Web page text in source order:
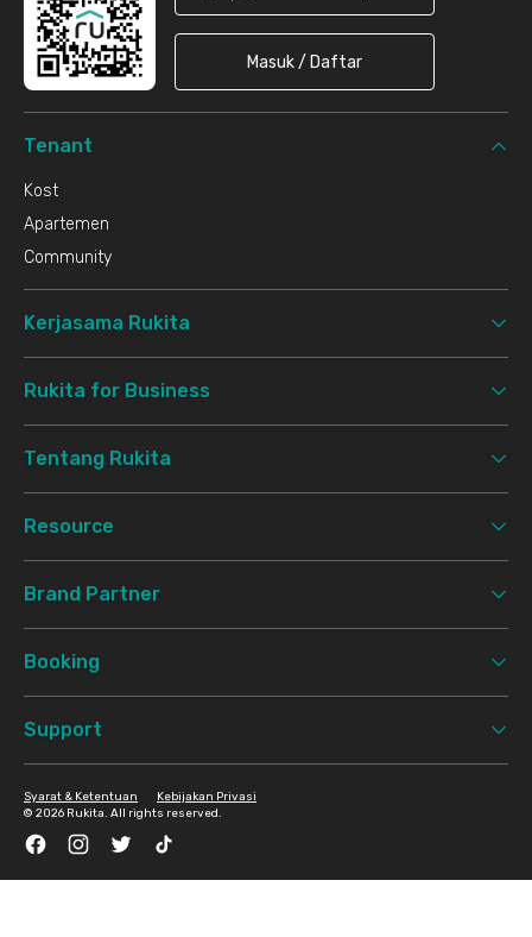
Masuk / Daftar
Tenant
Kost
Apartemen
Community
Kerjasama Rukita
Rukita for Business
Tentang Rukita
Resource
Brand Partner
Booking
Support
© 2026 Rukita. All rights reserved.
Syarat & Ketentuan Kebijakan Privasi
FacebookInstagramTwitter TikTok